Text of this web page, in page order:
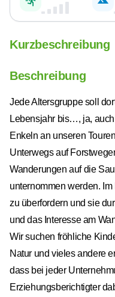
Kurzbeschreibung
Beschreibung
Jede Altersgruppe soll
Lebensjahr bis…, ja,
Enkeln an unseren
Unterwegs auf
Wanderungen auf die
unternommen werden.
zu überfordern und sie
und das Interesse am
Wir suchen fröhliche
Natur und vieles andere
dass bei jeder
Erziehungsberichtigter